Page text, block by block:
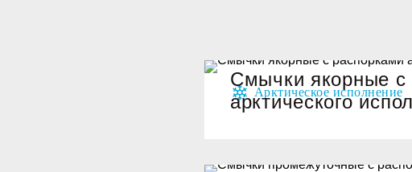
Смычки якорные с
арктического